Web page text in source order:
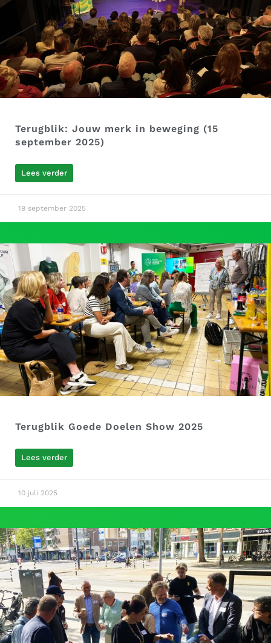
Terugblik: Jouw merk in beweging (15
september 2025)
Lees verder
19 september 2025
Terugblik Goede Doelen Show 2025
Lees verder
10 juli 2025